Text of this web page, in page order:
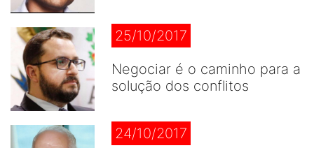
25/10/2017
Negociar é o caminho para a
solução dos conflitos
24/10/2017